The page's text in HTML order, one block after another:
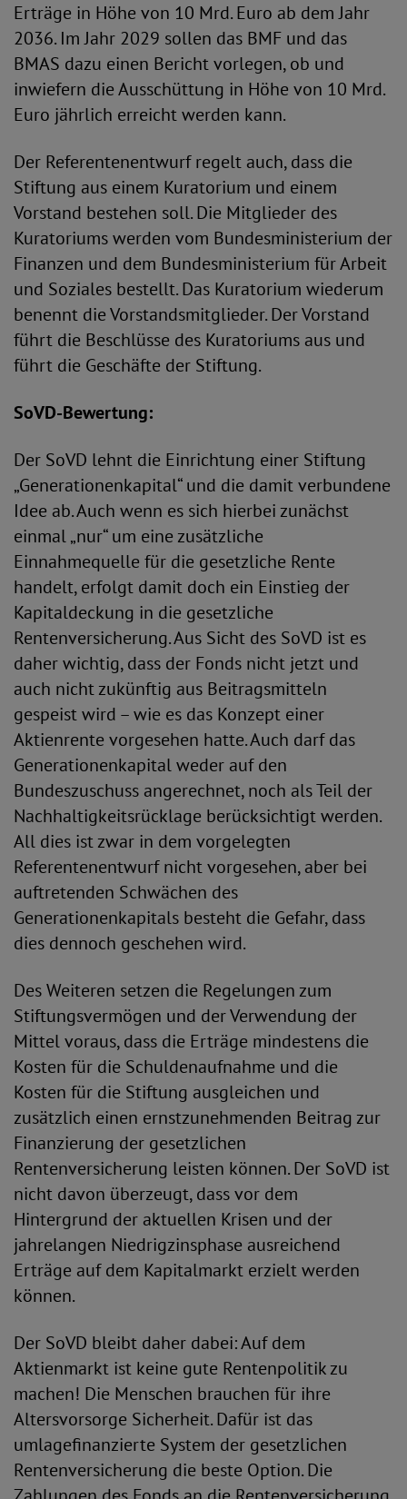
Erträge in Höhe von 10 Mrd. Euro ab dem Jahr
2036. Im Jahr 2029 sollen das BMF und das
BMAS dazu einen Bericht vorlegen, ob und
inwiefern die Ausschüttung in Höhe von 10 Mrd.
Euro jährlich erreicht werden kann.
Der Referentenentwurf regelt auch, dass die
Stiftung aus einem Kuratorium und einem
Vorstand bestehen soll. Die Mitglieder des
Kuratoriums werden vom Bundesministerium der
Finanzen und dem Bundesministerium für Arbeit
und Soziales bestellt. Das Kuratorium wiederum
benennt die Vorstandsmitglieder. Der Vorstand
führt die Beschlüsse des Kuratoriums aus und
führt die Geschäfte der Stiftung.
SoVD-Bewertung:
Der SoVD lehnt die Einrichtung einer Stiftung
„Generationenkapital“ und die damit verbundene
Idee ab. Auch wenn es sich hierbei zunächst
einmal „nur“ um eine zusätzliche
Einnahmequelle für die gesetzliche Rente
handelt, erfolgt damit doch ein Einstieg der
Kapitaldeckung in die gesetzliche
Rentenversicherung. Aus Sicht des SoVD ist es
daher wichtig, dass der Fonds nicht jetzt und
auch nicht zukünftig aus Beitragsmitteln
gespeist wird – wie es das Konzept einer
Aktienrente vorgesehen hatte. Auch darf das
Generationenkapital weder auf den
Bundeszuschuss angerechnet, noch als Teil der
Nachhaltigkeitsrücklage berücksichtigt werden.
All dies ist zwar in dem vorgelegten
Referentenentwurf nicht vorgesehen, aber bei
auftretenden Schwächen des
Generationenkapitals besteht die Gefahr, dass
dies dennoch geschehen wird.
Des Weiteren setzen die Regelungen zum
Stiftungsvermögen und der Verwendung der
Mittel voraus, dass die Erträge mindestens die
Kosten für die Schuldenaufnahme und die
Kosten für die Stiftung ausgleichen und
zusätzlich einen ernstzunehmenden Beitrag zur
Finanzierung der gesetzlichen
Rentenversicherung leisten können. Der SoVD ist
nicht davon überzeugt, dass vor dem
Hintergrund der aktuellen Krisen und der
jahrelangen Niedrigzinsphase ausreichend
Erträge auf dem Kapitalmarkt erzielt werden
können.
Der SoVD bleibt daher dabei: Auf dem
Aktienmarkt ist keine gute Rentenpolitik zu
machen! Die Menschen brauchen für ihre
Altersvorsorge Sicherheit. Dafür ist das
umlagefinanzierte System der gesetzlichen
Rentenversicherung die beste Option. Die